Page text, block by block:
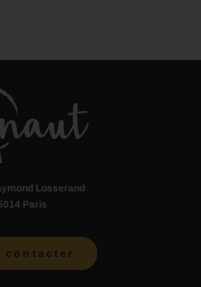
Losserand
Paris
contacter